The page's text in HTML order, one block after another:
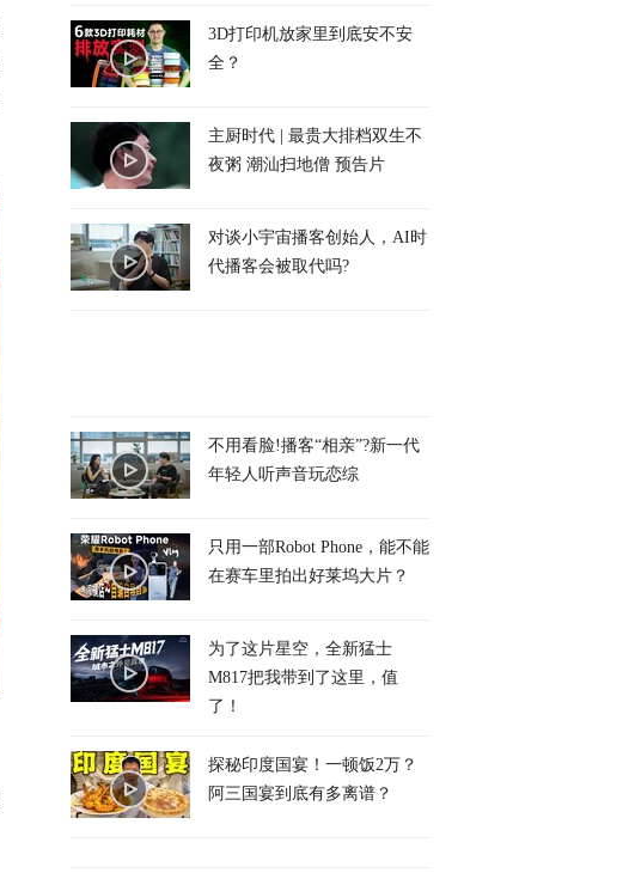
3D打印机放家里到底安不安
全？
主厨时代 | 最贵大排档双生不
夜粥 潮汕扫地僧 预告片
对谈小宇宙播客创始人，AI时
代播客会被取代吗?
不用看脸!播客“相亲”?新一代
年轻人听声音玩恋综
只用一部Robot Phone，能不能
在赛车里拍出好莱坞大片？
为了这片星空，全新猛士
M817把我带到了这里，值
了！
探秘印度国宴！一顿饭2万？
阿三国宴到底有多离谱？